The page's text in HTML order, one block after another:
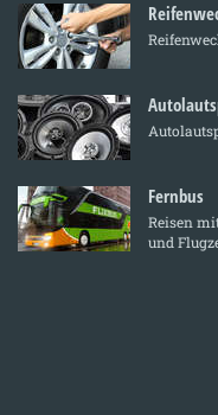
Fernbus
Reisen
und